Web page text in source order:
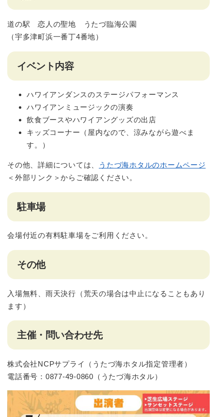
道の駅 恋人の聖地 うたづ臨海公園
（宇多津町浜一番丁4番地）
イベント内容
ハワイアンダンスのステージパフォーマンス
ハワイアンミュージックの演奏
飲食ブースやハワイアングッズの出店
キッズコーナー（屋内なので、涼みながら遊べま
す。）
その他、詳細については、
うたづ海ホタルのホームページ
＜外部リンク＞からご確認ください。
駐車場
会場付近の有料駐車場をご利用ください。
その他
入場無料、雨天決行（荒天の場合は中止になることもあり
ます）
主催・問い合わせ先
株式会社NCPサプライ（うたづ海ホタル指定管理者）
電話番号：0877-49-0860（うたづ海ホタル）